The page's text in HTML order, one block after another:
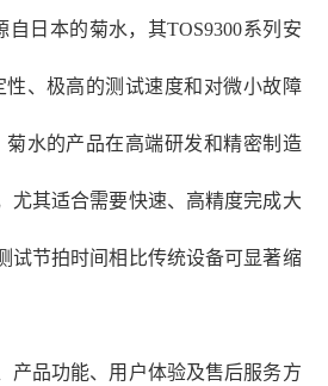
自日本的菊水，其TOS9300系列安
、极高的测试速度和对微小故障
水的产品在高端研发和精密制造
尤其适合需要快速、高精度完成大
试节拍时间相比传统设备可显著缩
产品功能、用户体验及售后服务方